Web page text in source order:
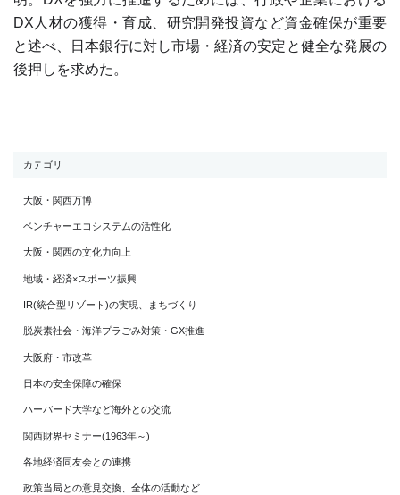
DX人材の獲得・育成、研究開発投資など資金確保が重要
と述べ、日本銀行に対し市場・経済の安定と健全な発展の
後押しを求めた。
カテゴリ
大阪・関西万博
ベンチャーエコシステムの活性化
大阪・関西の文化力向上
地域・経済×スポーツ振興
IR(統合型リゾート)の実現、まちづくり
脱炭素社会・海洋プラごみ対策・GX推進
大阪府・市改革
日本の安全保障の確保
ハーバード大学など海外との交流
関西財界セミナー(1963年～)
各地経済同友会との連携
政策当局との意見交換、全体の活動など